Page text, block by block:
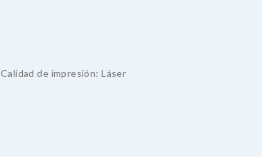
de impresión: Láser